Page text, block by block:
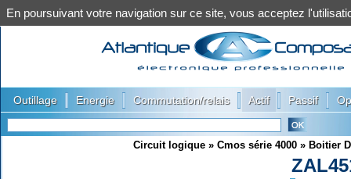
Outillage Energie Commutation/relais Actif Passif
Circuit logique » Cmos série 4000 » Boitier
En poursuivant votre navigation sur ce site, vous acceptez